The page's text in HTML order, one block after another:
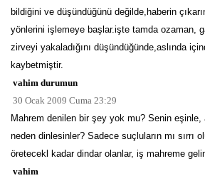
bildiğini ve düşündüğünü değilde,haberin
yönlerini işlemeye başlar.işte tamda ozaman,
zirveyi yakaladığını düşündüğünde,aslında
kaybetmiştir.
vahim durumun
30 Ocak 2009 Cuma 23:29
Mahrem denilen bir şey yok mu? Senin
neden dinlesinler? Sadece suçluların mı sırrı
öretecekl kadar dindar olanlar, iş mahreme
vahim